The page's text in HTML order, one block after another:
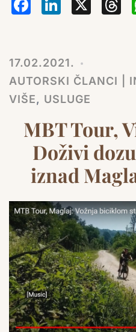
17.02.2021.
AUTORSKI ČLANCI |
VIŠE, USLUGE
MBT Tour,
Doživi
iznad